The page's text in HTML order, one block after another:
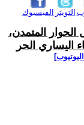
الفيسبوك التويتر
الحوار المتمدن،
اليساري الحر